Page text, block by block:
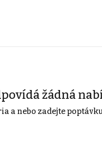
žádná
a nebo zadejte